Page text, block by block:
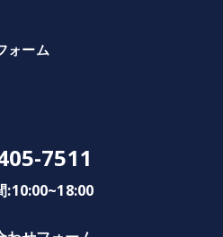
ォーム
7511
:10:00~18:00